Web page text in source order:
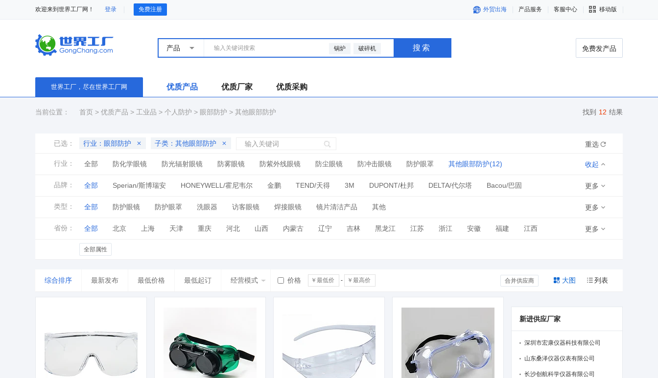
欢迎来到世界工厂网！ 登录 免费注册 外贸出海 产品服务 客服中心 移动版
产品 搜索
锅炉 破碎机 免费发产品
世界工厂，尽在世界工厂网 优质产品 优质厂家 优质采购
当前位置： 首页 > 优质产品 > 工业品 > 个人防护 > 眼部防护 > 其他眼部防护 找到 12 结果
已选： 行业：眼部防护 子类：其他眼部防护 重选
行业： 全部 防化学眼镜 防光辐射眼镜 防雾眼镜 防紫外线眼镜 防尘眼镜 防冲击眼镜 防护眼罩 其他眼部防护(12) 收起
品牌： 全部 Sperian/斯博瑞安 HONEYWELL/霍尼韦尔 金鹏 TEND/天得 3M DUPONT/杜邦 DELTA/代尔塔 Bacou/巴固
MSA/梅思安 UVEX/优唯斯 NORTH/诺斯 JSP/洁适比 BRADY/贝迪 ANSELL/安思尔
更多
类型： 全部 防护眼镜 防护眼罩 洗眼器 访客眼镜 焊接眼镜 镜片清洁产品 其他 更多
省份： 全部 北京 上海 天津 重庆 河北 山西 内蒙古 辽宁 吉林 黑龙江 江苏 浙江 安徽 福建 江西
山东
更多
全部属性
合并供应商 列表
大图
综合排序 最新发布 最低价格 最低起订 经营模式 价格 -
新进供应厂家
深圳市宏康仪器科技有限公司
山东桑泽仪器仪表有限公司
长沙创航科学仪器有限公司